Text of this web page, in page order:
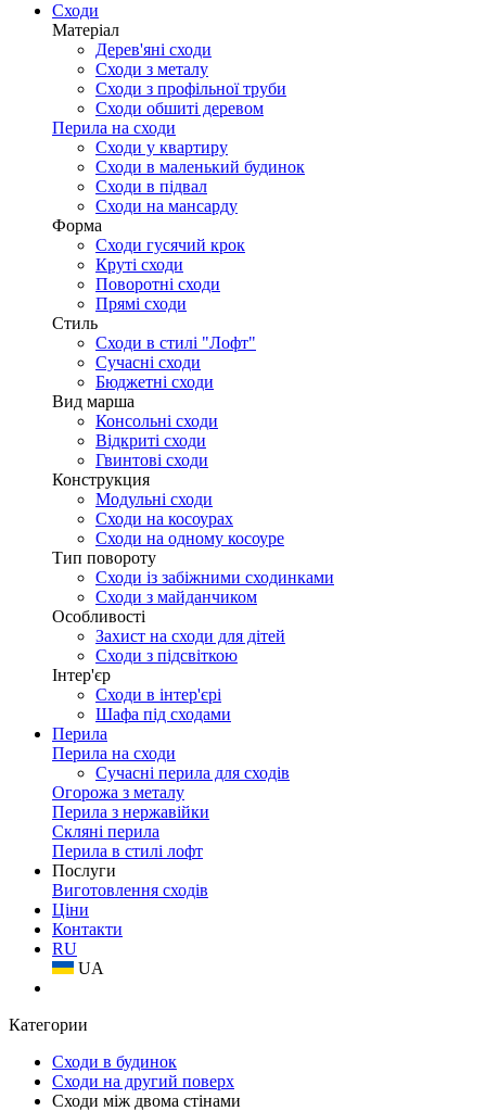
Сходи
Матеріал
Дерев'яні сходи
Сходи з металу
Сходи з профільної труби
Сходи обшиті деревом
Перила на сходи
Сходи у квартиру
Сходи в маленький будинок
Сходи в підвал
Сходи на мансарду
Форма
Сходи гусячий крок
Круті сходи
Поворотні сходи
Прямі сходи
Стиль
Сходи в стилі "Лофт"
Сучасні сходи
Бюджетні сходи
Вид марша
Консольні сходи
Відкриті сходи
Гвинтові сходи
Конструкция
Модульні сходи
Сходи на косоурах
Сходи на одному косоуре
Тип повороту
Сходи із забіжними сходинками
Сходи з майданчиком
Особливості
Захист на сходи для дітей
Сходи з підсвіткою
Інтер'єр
Сходи в інтер'єрі
Шафа під сходами
Перила
Перила на сходи
Сучасні перила для сходів
Огорожа з металу
Перила з нержавійки
Скляні перила
Перила в стилі лофт
Послуги
Виготовлення сходів
Ціни
Контакти
RU
UA
Категории
Сходи в будинок
Сходи на другий поверх
Сходи між двома стінами